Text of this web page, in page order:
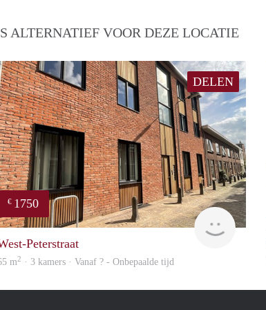
ALTERNATIEF VOOR DEZE LOCATIE
DELEN
€ 1750
Verhome
Peterstraat
m2 · 3 kamers · Vanaf ? - Onbepaalde tijd